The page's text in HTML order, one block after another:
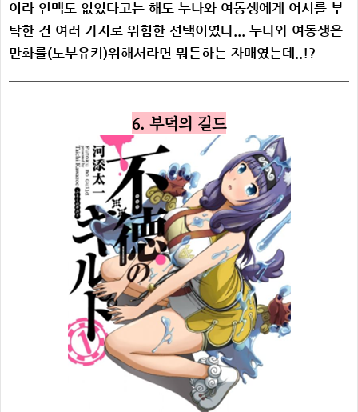
이라 인맥도 없었다고는 해도 누나와 여동생에게 어시를 부
탁한 건 여러 가지로 위험한 선택이였다... 누나와 여동생은
만화를(노부유키)위해서라면 뭐든하는 자매였는데..!?
6. 부덕의 길드